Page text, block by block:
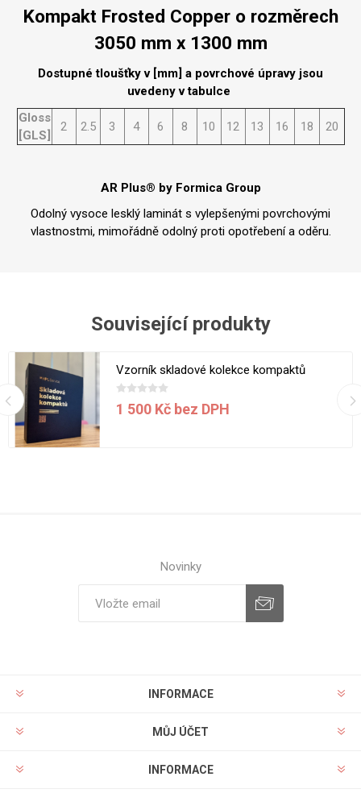
Kompakt Frosted Copper o rozměrech
3050 mm x 1300 mm
Dostupné tloušťky v [mm] a povrchové úpravy jsou
uvedeny v tabulce
Gloss
[GLS]
2 2.5 3 4 6 8 10 12 13 16 18 20
AR Plus® by Formica Group
Odolný vysoce lesklý laminát s vylepšenými povrchovými
vlastnostmi, mimořádně odolný proti opotřebení a oděru.
Související produkty
Vzorník skladové kolekce kompaktů
1 500 Kč bez DPH
Novinky
INFORMACE
MŮJ ÚČET
INFORMACE